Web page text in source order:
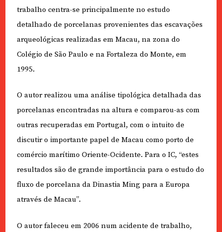
trabalho centra-se principalmente no estudo
detalhado de porcelanas provenientes das escavações
arqueológicas realizadas em Macau, na zona do
Colégio de São Paulo e na Fortaleza do Monte, em
1995.
O autor realizou uma análise tipológica detalhada das
porcelanas encontradas na altura e comparou-as com
outras recuperadas em Portugal, com o intuito de
discutir o importante papel de Macau como porto de
comércio marítimo Oriente-Ocidente. Para o IC, “estes
resultados são de grande importância para o estudo do
fluxo de porcelana da Dinastia Ming para a Europa
através de Macau”.
O autor faleceu em 2006 num acidente de trabalho,